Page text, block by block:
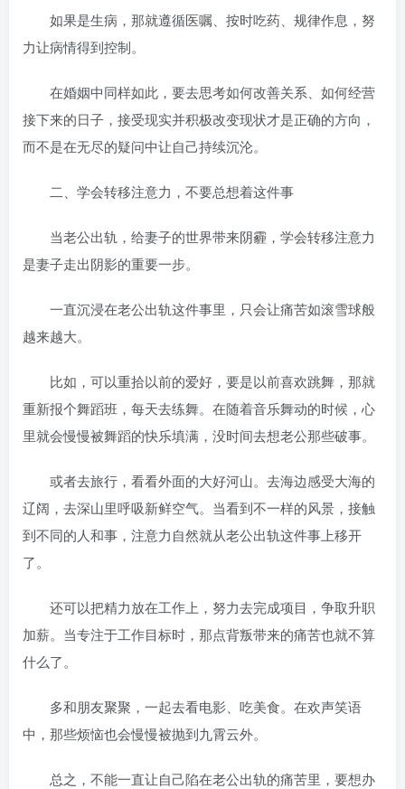
如果是生病，那就遵循医嘱、按时吃药、规律作息，努
力让病情得到控制。
在婚姻中同样如此，要去思考如何改善关系、如何经营
接下来的日子，接受现实并积极改变现状才是正确的方向，
而不是在无尽的疑问中让自己持续沉沦。
二、学会转移注意力，不要总想着这件事
当老公出轨，给妻子的世界带来阴霾，学会转移注意力
是妻子走出阴影的重要一步。
一直沉浸在老公出轨这件事里，只会让痛苦如滚雪球般
越来越大。
比如，可以重拾以前的爱好，要是以前喜欢跳舞，那就
重新报个舞蹈班，每天去练舞。在随着音乐舞动的时候，心
里就会慢慢被舞蹈的快乐填满，没时间去想老公那些破事。
或者去旅行，看看外面的大好河山。去海边感受大海的
辽阔，去深山里呼吸新鲜空气。当看到不一样的风景，接触
到不同的人和事，注意力自然就从老公出轨这件事上移开
了。
还可以把精力放在工作上，努力去完成项目，争取升职
加薪。当专注于工作目标时，那点背叛带来的痛苦也就不算
什么了。
多和朋友聚聚，一起去看电影、吃美食。在欢声笑语
中，那些烦恼也会慢慢被抛到九霄云外。
总之，不能一直让自己陷在老公出轨的痛苦里，要想办